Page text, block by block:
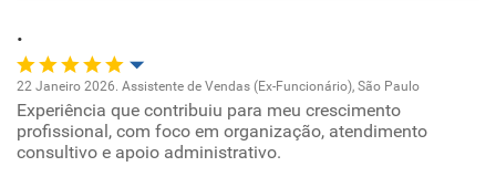
Recomenda a diretoria
.
Oportunidade de promoção
Ambiente de trabalho
22 Janeiro 2026. Assistente de Vendas (Ex-Funcionário), São Paulo
Experiência que contribuiu para meu crescimento
profissional, com foco em organização, atendimento
consultivo e apoio administrativo.